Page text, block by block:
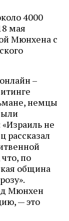
4000
мая
Мюнхена с
–
немцы
не
рассказал
по
община
Мюнхен
— это